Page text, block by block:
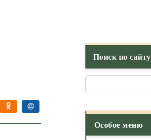
Поиск по сайту
Особое меню